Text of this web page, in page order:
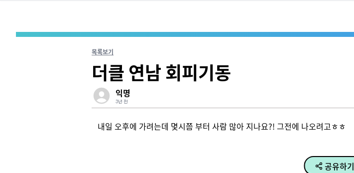
목록보기
더클 연남 회피기동
익명
3년 전
내일 오후에 가려는데 몇시쯤 부터 사람 많아 지나요?! 그전에 나오려고ㅎㅎ
공유하기